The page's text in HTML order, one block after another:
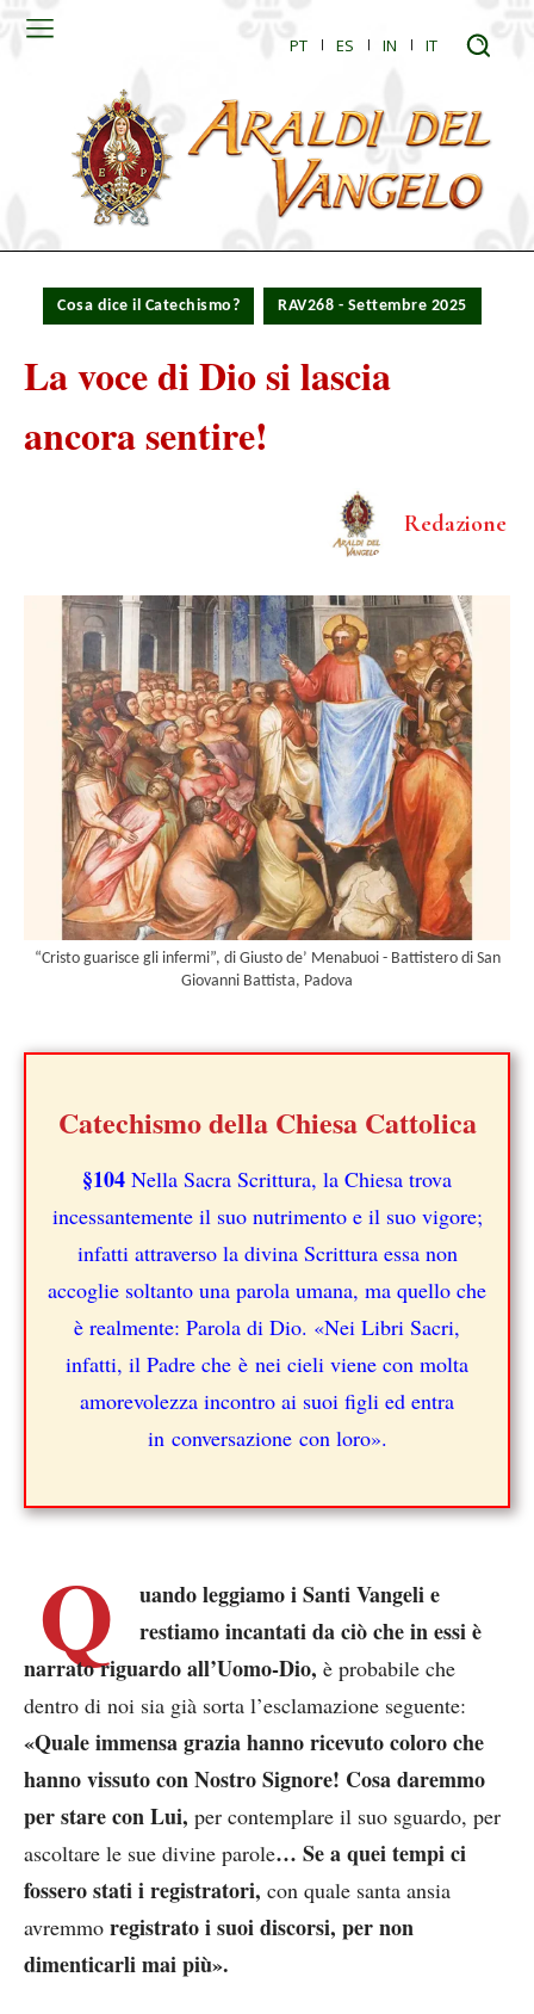
PT ES IN IT
Cosa dice il Catechismo? RAV268 - Settembre 2025
La voce di Dio si lascia
ancora sentire!
Redazione
“Cristo guarisce gli infermi”, di Giusto de’ Menabuoi - Battistero di San
Giovanni Battista, Padova
Catechismo della Chiesa Cattolica
§104 Nella Sacra Scrittura, la Chiesa trova
incessantemente il suo nutrimento e il suo vigore;
infatti attraverso la divina Scrittura essa non
accoglie soltanto una parola umana, ma quello che
è realmente: Parola di Dio. «Nei Libri Sacri,
infatti, il Padre che è nei cieli viene con molta
amorevolezza incontro ai suoi figli ed entra
in conversazione con loro».
Q
uando leggiamo i Santi Vangeli e
restiamo incantati da ciò che in essi è
narrato riguardo all’Uomo-Dio, è probabile che
dentro di noi sia già sorta l’esclamazione seguente:
«Quale immensa grazia hanno ricevuto coloro che
hanno vissuto con Nostro Signore! Cosa daremmo
per stare con Lui, per contemplare il suo sguardo, per
ascoltare le sue divine parole… Se a quei tempi ci
fossero stati i registratori, con quale santa ansia
avremmo registrato i suoi discorsi, per non
dimenticarli mai più».